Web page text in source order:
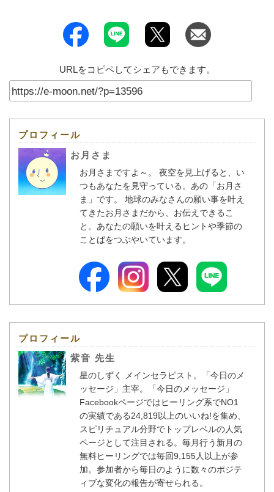
URLをコピペしてシェアもできます。
プロフィール
お月さま
お月さまですよ～。 夜空を見上げると、い
つもあなたを見守っている。あの「お月さ
ま」です。 地球のみなさんの願い事を叶え
てきたお月さまだから、お伝えできるこ
と。あなたの願いを叶えるヒントや季節の
ことばをつぶやいています。
プロフィール
紫音 先生
星のしずく メインセラピスト。「今日のメ
ッセージ」主宰。「今日のメッセージ」
Facebookページではヒーリング系でNO1
の実績である24,819以上のいいね!を集め、
スピリチュアル分野でトップレベルの人気
ページとして注目される。毎月行う新月の
無料ヒーリングでは毎回9,155人以上が参
加。参加者から毎日のように数々のポジテ
ィブな変化の報告が寄せられる。